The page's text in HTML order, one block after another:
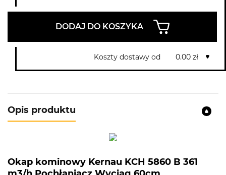
DODAJ DO KOSZYKA
Koszty dostawy od 0.00 zł
Opis produktu
Okap kominowy Kernau KCH 5860 B 361